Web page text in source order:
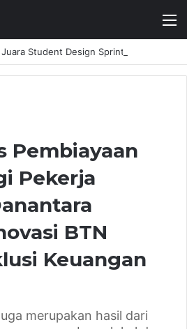
Pembiayaan
Pekerja
BTN
Keuangan
merupakan hasil dari